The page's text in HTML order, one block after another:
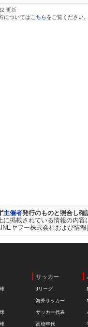
については こちらをご覧ください。
主催者発行のものと照合し確
掲載されている情報の内
ヤフー株式会社および情報
サッカー
Jリーグ
海外サッカー
サッカー代表
高校年代